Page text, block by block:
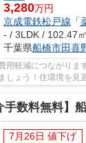
3,280万円
京成電鉄松戸線 「
- / 3LDK / 102.47㎡
千葉県船橋市田喜
用軽減につながりま
しょう！住環境を見
数料無料】船橋市田喜
7月26日 値下げ